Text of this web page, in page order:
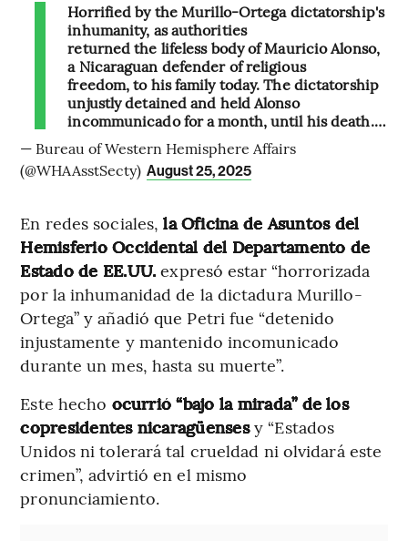
Horrified by the Murillo-Ortega dictatorship's
inhumanity, as authorities
returned the lifeless body of Mauricio Alonso,
a Nicaraguan defender of religious
freedom, to his family today. The dictatorship
unjustly detained and held Alonso
incommunicado for a month, until his death.…
— Bureau of Western Hemisphere Affairs
(@WHAAsstSecty) August 25, 2025
En redes sociales,la Oficina de Asuntos del
Hemisferio Occidental del Departamento de
Estado de EE.UU. expresó estar “horrorizada
por la inhumanidad de la dictadura Murillo-
Ortega” y añadió que Petri fue “detenido
injustamente y mantenido incomunicado
durante un mes, hasta su muerte”.
Este hecho ocurrió “bajo la mirada” de los
copresidentes nicaragüensesy “Estados
Unidos ni tolerará tal crueldad ni olvidará este
crimen”, advirtió en el mismo
pronunciamiento.